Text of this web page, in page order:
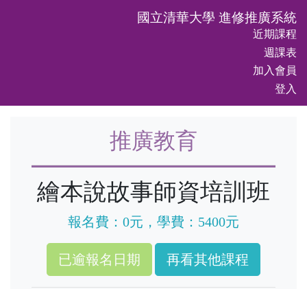
國立清華大學 進修推廣系統
近期課程
週課表
加入會員
登入
推廣教育
繪本說故事師資培訓班
報名費：0元，學費：5400元
再看其他課程